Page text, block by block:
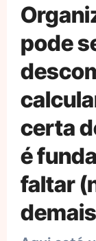
pode
certa
é
faltar